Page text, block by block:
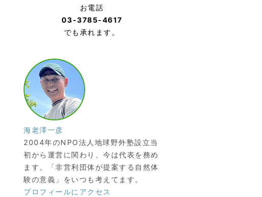
お電話
03-3785-4617
でも承れます。
海老澤一彦
2004年のNPO法人地球野外塾設立当
初から運営に関わり、今は代表を務め
ます。「非営利団体が提案する自然体
験の意義」をいつも考えてます。
プロフィールにアクセス